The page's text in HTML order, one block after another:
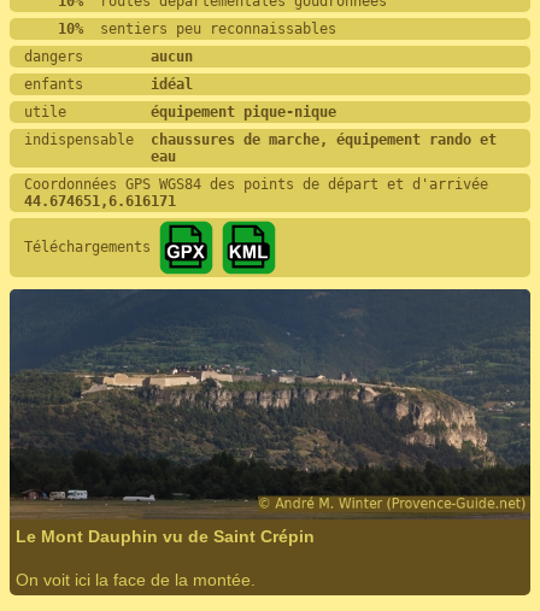
    10%
  sentiers peu reconnaissables
dangers aucun
enfants idéal
utile équipement pique-nique
indispensable chaussures de marche, équipement rando et
eau
Coordonnées GPS WGS84 des points de départ et d'arrivée
44.674651,6.616171
Téléchargements
Le Mont Dauphin vu de Saint Crépin
On voit ici la face de la montée.